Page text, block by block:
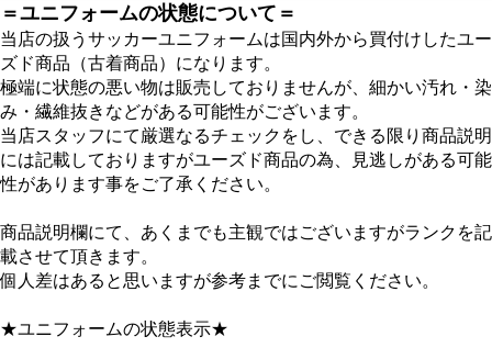
＝ユニフォームの状態について＝
当店の扱うサッカーユニフォームは国内外から買付けしたユー
ズド商品（古着商品）になります。
極端に状態の悪い物は販売しておりませんが、細かい汚れ・染
み・繊維抜きなどがある可能性がございます。
当店スタッフにて厳選なるチェックをし、できる限り商品説明
には記載しておりますがユーズド商品の為、見逃しがある可能
性があります事をご了承ください。
商品説明欄にて、あくまでも主観ではございますがランクを記
載させて頂きます。
個人差はあると思いますが参考までにご閲覧ください。
★ユニフォームの状態表示★